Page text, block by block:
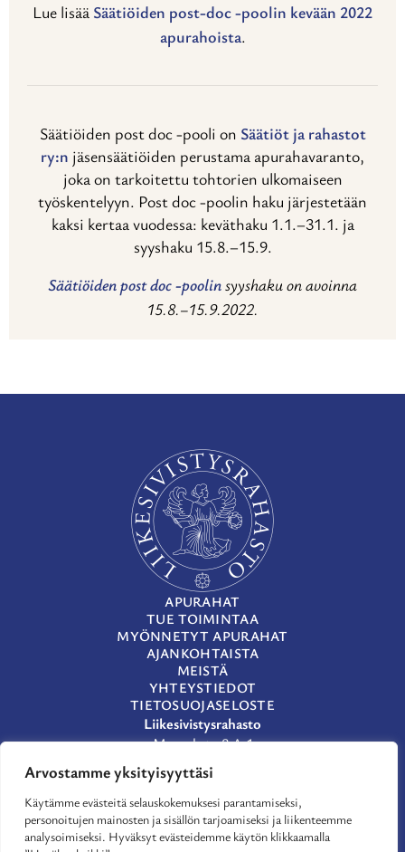
Arvostamme yksityisyyttäsi
Käytämme evästeitä selauskokemuksesi parantamiseksi,
personoitujen mainosten ja sisällön tarjoamiseksi ja liikenteemme
analysoimiseksi. Hyväksyt evästeidemme käytön klikkaamalla
Lue lisää Säätiöiden post-doc -poolin kevään 2022
apurahoista.
Säätiöiden post doc -pooli on Säätiöt ja rahastot
ry:n jäsensäätiöiden perustama apurahavaranto,
joka on tarkoitettu tohtorien ulkomaiseen
työskentelyyn. Post doc -poolin haku järjestetään
kaksi kertaa vuodessa: keväthaku 1.1.–31.1. ja
syyshaku 15.8.–15.9.
Säätiöiden post doc -poolinsyyshaku on avoinna
15.8.–15.9.2022.
APURAHAT
TUE TOIMINTAA
MYÖNNETYT APURAHAT
AJANKOHTAISTA
MEISTÄ
YHTEYSTIEDOT
TIETOSUOJASELOSTE
Liikesivistysrahasto
Museokatu 8 A 1
00100 Helsinki
(09) 659 933
lsr@lsr.fi
LinkedIn
Facebook